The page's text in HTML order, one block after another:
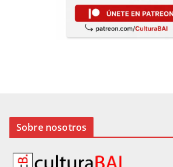
Sobre nosotros